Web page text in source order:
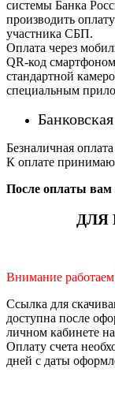
системы Банка
производить
участника СБП.
Оплата через
QR-код
стандартной
специальным
Безналичная
К оплате
После оплаты вам
ДЛЯ
Внимание
Ссылка для
доступна после
личном кабинете
Оплату счета
дней с даты